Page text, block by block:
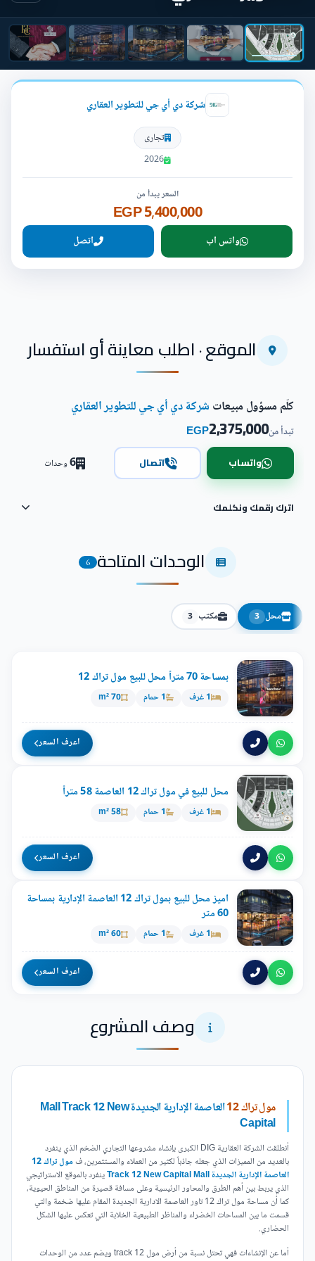
شركة دي أي جي للتطوير العقاري
تجارى
2026
السعر يبدأ من
5,400,000 EGP
واتس اب اتصل
الموقع · اطلب معاينة أو استفسار
كلّم مسؤول مبيعات شركة دي أي جي للتطوير العقاري
تبدأ من2,375,000
EGP
واتساب اتصال 6وحدات
اترك رقمك ونكلمك
الوحدات المتاحة 6
محل 3 مكتب 3
بمساحة 70 متراً محل للبيع مول تراك 12
1 غرف 1 حمام 70 m²
اعرف السعر
محل للبيع في مول تراك 12 العاصمة 58 متراً
1 غرف 1 حمام 58 m²
اعرف السعر
اميز محل للبيع بمول تراك 12 العاصمة الإدارية بمساحة
60 متر
1 غرف 1 حمام 60 m²
اعرف السعر
وصف المشروع
مول تراك 12
العاصمة الإدارية الجديدة Mall Track 12 New
Capital
أنطلقت الشركة العقارية DIG الكبرى بإنشاء مشروعها التجاري الضخم الذي ينفرد
بالعديد من المميزات الذي جعله جاذباً لكثير من العملاء والمستثمرين، ف
مول تراك 12
العاصمة الإدارية الجديدة Track 12 New Capital Mall
ينفرد بالموقع الاستراتيجي
الذي يربط بين أهم الطرق والمحاور الرئيسية وعلى مسافة قصيرة من المناطق الحيوية،
كما أن مساحة مول تراك 12 تاور العاصمة الادارية الجديدة المقام عليها ضخمة والتي
قسمت ما بين المساحات الخضراء والمناظر الطبيعية الخلابة التي تعكس عليها الشكل
الحضاري.
أما عن الإنشاءات فهي تحتل نسبة من أرض مول track 12 ويضم عدد من الوحدات